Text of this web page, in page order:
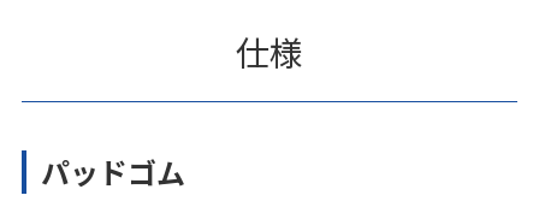
仕様
パッドゴム